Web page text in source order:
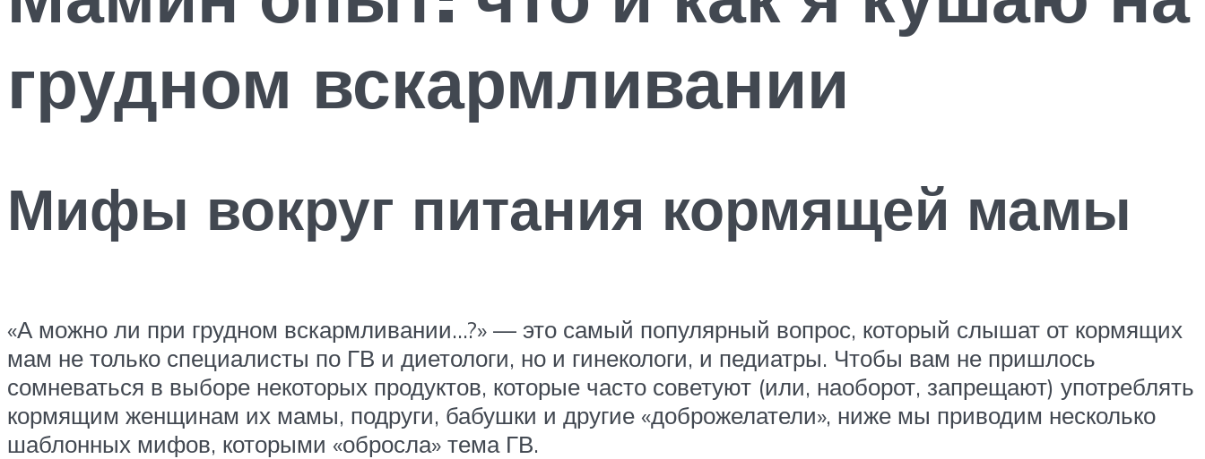
грудном вскармливании
Мифы вокруг питания кормящей мамы
«А можно ли при грудном вскармливании…?» — это самый популярный вопрос, который слышат от кормящих
мам не только специалисты по ГВ и диетологи, но и гинекологи, и педиатры. Чтобы вам не пришлось
сомневаться в выборе некоторых продуктов, которые часто советуют (или, наоборот, запрещают) употреблять
кормящим женщинам их мамы, подруги, бабушки и другие «доброжелатели», ниже мы приводим несколько
шаблонных мифов, которыми «обросла» тема ГВ.